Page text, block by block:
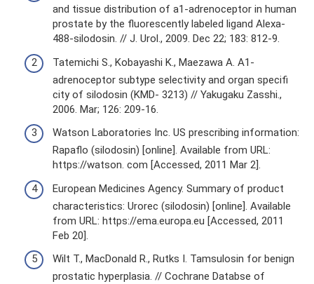
and tissue distribution of a1-adrenoceptor in human
prostate by the fluorescently labeled ligand Alexa-
488-silodosin. // J. Urol., 2009. Dec 22; 183: 812-9.
Tatemichi S., Kobayashi K., Maezawa A. A1-
adrenoceptor subtype selectivity and organ specifi
city of silodosin (KMD- 3213) // Yakugaku Zasshi.,
2006. Mar; 126: 209-16.
Watson Laboratories Inc. US prescribing information:
Rapaflo (silodosin) [online]. Available from URL:
https://watson. com [Accessed, 2011 Mar 2].
European Medicines Agency. Summary of product
characteristics: Urorec (silodosin) [online]. Available
from URL: https://ema.europa.eu [Accessed, 2011
Feb 20].
Wilt T., MacDonald R., Rutks I. Tamsulosin for benign
prostatic hyperplasia. // Cochrane Databse of